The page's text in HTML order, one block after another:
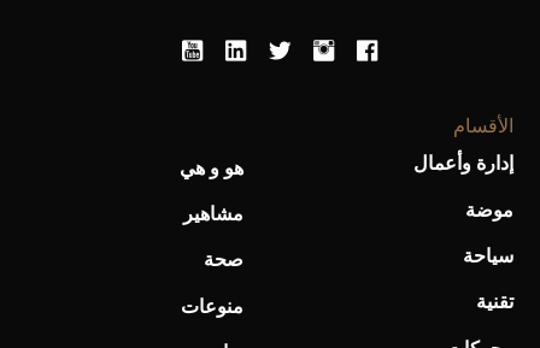
أحذية Mary Jane: ترف وأناقة للرجال
الأقسام
إدارة وأعمال
موضة
سياحة
تقنية
هو و هي
مشاهير
صحة
منوعات